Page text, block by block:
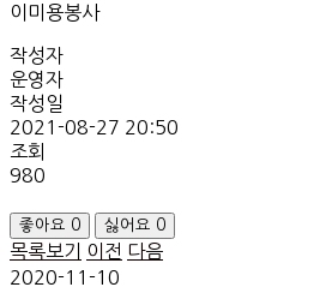
이미용봉사
작성자
운영자
작성일
2021-08-27 20:50
조회
980
좋아요 0 싫어요 0
목록보기 이전 다음
2020-11-10